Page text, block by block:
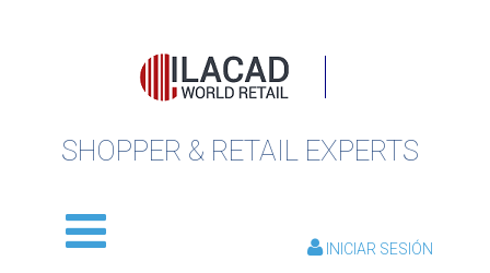
SHOPPER & RETAIL EXPERTS
INICIAR SESIÓN